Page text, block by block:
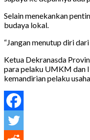
Selain menekankan
budaya lokal.
“Jangan menutup diri
Ketua Dekranasda
para pelaku UMKM dan
kemandirian pelaku